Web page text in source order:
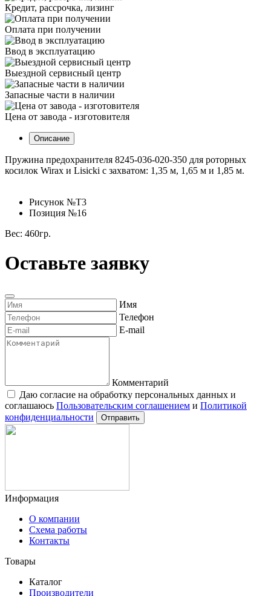
Кредит, рассрочка, лизинг
Оплата при получении
Ввод в эксплуатацию
Выездной сервисный центр
Запасные части в наличии
Цена от завода - изготовителя
Описание
Пружина предохранителя 8245-036-020-350 для роторных
косилок Wirax и Lisicki с захватом: 1,35 м, 1,65 м и 1,85 м.
Рисунок №Т3
Позиция №16
Вес: 460гр.
Оставьте заявку
Имя
Телефон
E-mail
Комментарий
Даю согласие на обработку персональных данных и
соглашаюсь Пользовательским соглашением и Политикой
конфиденциальности
Отправить
Информация
О компании
Схема работы
Контакты
Товары
Каталог
Производители